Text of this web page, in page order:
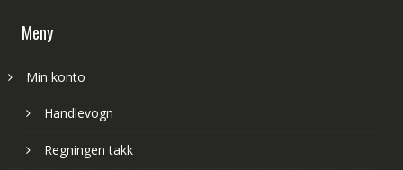
Meny
Min konto
Handlevogn
Regningen takk